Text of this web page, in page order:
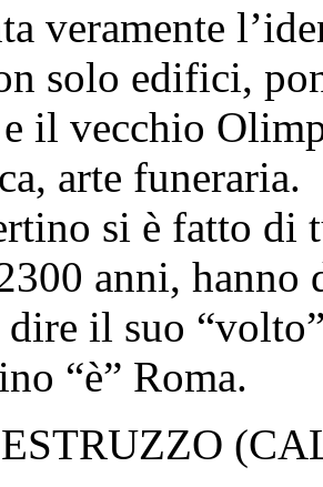
veramente
solo edifici,
il vecchio
arte funeraria.
si è fatto
anni, hanno
dire il suo
“è” Roma.